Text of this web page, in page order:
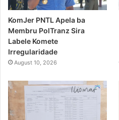
KomJer PNTL Apela ba
Membru PolTranz Sira
Labele Komete
Irregularidade
August 10, 2026